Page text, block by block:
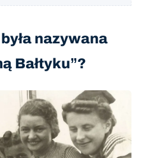
nazywana
Bałtyku”?